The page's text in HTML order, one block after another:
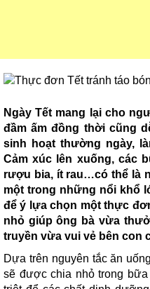
Ngày Tết mang lại cho
đầm ấm đồng thời cũng
sinh hoạt thường ngày,
Cảm xúc lên xuống, các
rượu bia, ít rau…có thể là
một trong n hững nổi khổ
để ý lựa chọn một thực
nhỏ giúp ông bà vừa
truyền vừa vui vẻ bên con
Dựa trên nguyên tắc ăn
sẽ được chia nhỏ trong